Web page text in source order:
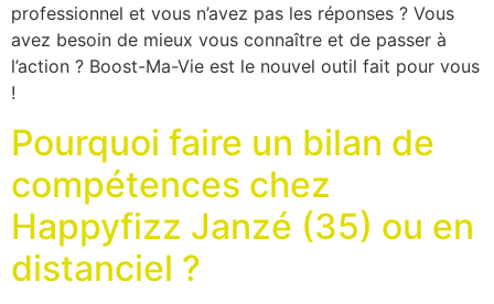
professionnel et vous n’avez pas les réponses ? Vous
avez besoin de mieux vous connaître et de passer à
l’action ? Boost-Ma-Vie est le nouvel outil fait pour vous
!
Pourquoi faire un bilan de
compétences chez
Happyfizz Janzé (35) ou en
distanciel ?